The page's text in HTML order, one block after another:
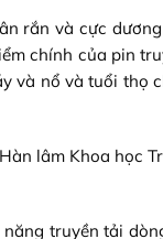
rắn và cực
chính của pin
và nổ và tuổi thọ
lâm Khoa học
truyền tải